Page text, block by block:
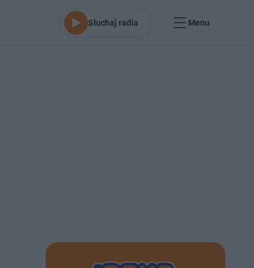
Słuchaj radia Menu